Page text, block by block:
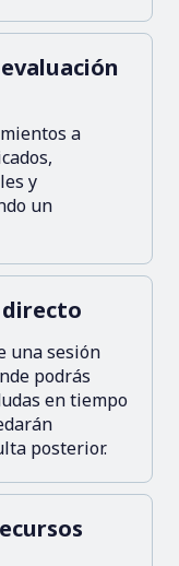
a
y
un
directo
una sesión
podrás
en tiempo
posterior.